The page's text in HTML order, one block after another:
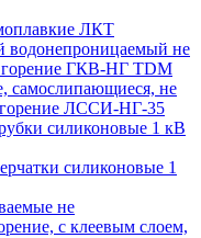
ЛКТ
водонепроницаемый не
ГКВ-НГ TDM
самослипающиеся, не
ЛССИ-НГ-35
силиконовые 1 кВ
силиконовые 1
не
с клеевым слоем,